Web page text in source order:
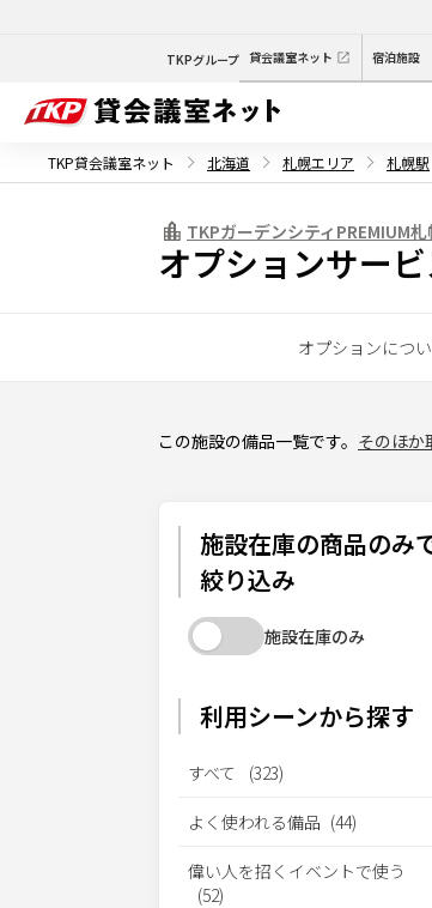
TKPグループ 貸会議室ネット 宿泊施設
TKP貸会議室ネット 北海道 札幌エリア 札幌駅
TKPガーデンシティPREMIUM
オプションサー
オプションにつ
この施設の備品一覧です。 そのほか
施設在庫の商品のみ
絞り込み
施設在庫のみ
利用シーンから探す
すべて (323)
よく使われる備品 (44)
偉い人を招くイベントで使う
(52)